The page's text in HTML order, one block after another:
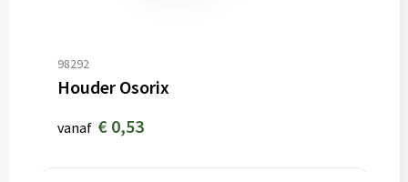
98292
Houder Osorix
vanaf € 0,53